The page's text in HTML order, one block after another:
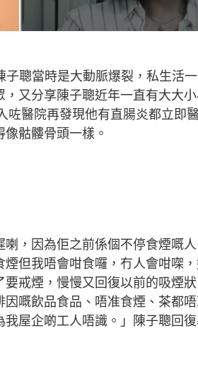
聰當時是大動脈爆裂，私生活
又分享陳子聰近年一直有大大
咗醫院再發現他有直腸炎都立即
骷髏骨頭一樣。
，因為佢之前係個不停食煙嘅人
但我唔會咁食囉，冇人會咁㗎
戒煙，慢慢又回復以前的吸煙狀
嘅飲品食品、唔准食煙、茶都
屋企啲工人唔識。」陳子聰回